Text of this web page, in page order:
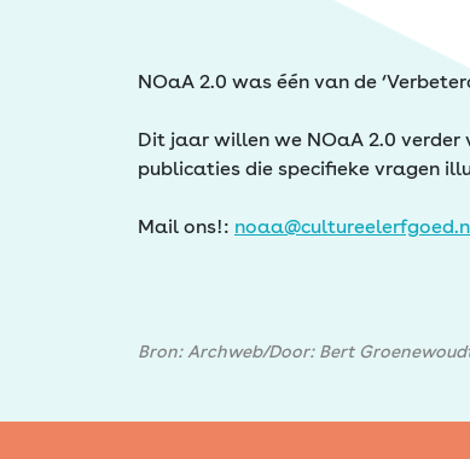
NOaA 2.0 was één van de
Dit jaar willen we NOaA 2.0 verder
publicaties die specifieke vragen
Mail ons!:
Bron: Archweb/Door: Bert